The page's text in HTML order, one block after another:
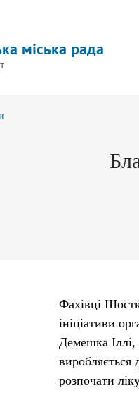
міська рада
Фахівці
ініціативи
Демешка Іллі,
виробляється
розпочати